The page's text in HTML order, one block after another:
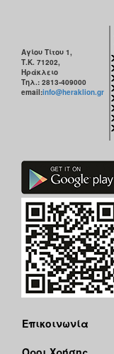
Αγίου Τίτου 1,
Τ.Κ. 71202,
Ηράκλειο
Τηλ.: 2813-409000
email:info@heraklion.gr
Επικοινωνία